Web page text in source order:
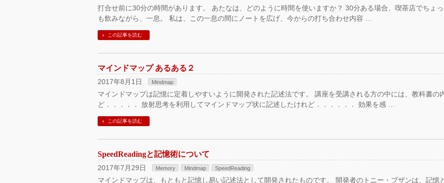
打合せ前に30分の時間があります。 あたなは、どのように時間を使いますか？ 30分ある場合、喫茶店でちょ
も飲みながら、一息。 私は、この一息の間にノートを広げ、今からの打ち合わせ内容 …
この記事を読む
マインドマップ あるある２
2017年8月1日 Mindmap
マインドマップは記憶に定着しやすいように開発された記述法です。 講座を受講される方の中には、教科書の
ど．．．．． 放射思考を利用してマインドマップ状に記述したけれど．．．．．． 効果を感 …
この記事を読む
SpeedReadingと記憶術について
2017年7月29日 Memory Mindmap SpeedReading
マインドマップは、もともと記憶し易い記述法として開発されたものです。 開発者のトニー・ブザンは、記